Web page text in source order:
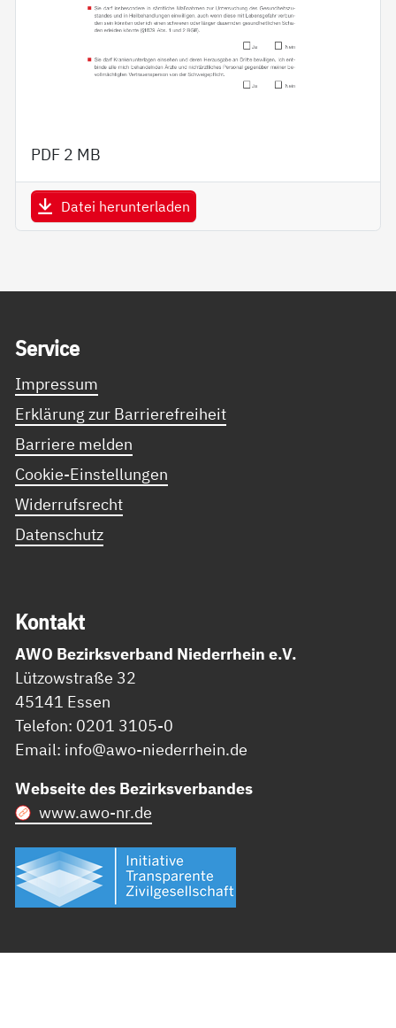
PDF 2 MB
Datei herunterladen
Ser­vice
Impressum
Erklärung zur Barrierefreiheit
Barriere melden
Cookie-Einstellungen
Widerrufsrecht
Datenschutz
Kon­takt
AWO Bezirksverband Niederrhein e.V.
Lützowstraße 32
45141 Essen
Telefon: 0201 3105-0
Email: info@awo-niederrhein.de
Webseite des Bezirksverbandes
www.awo-nr.de